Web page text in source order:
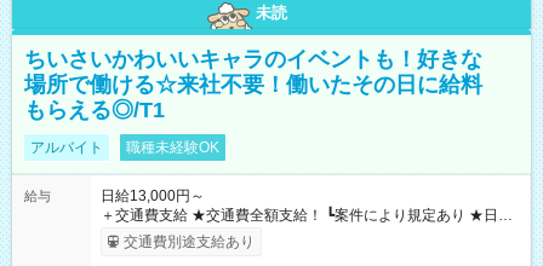
未読
ちいさいかわいいキャラのイベントも！好きな
場所で働ける☆来社不要！働いたその日に給料
もらえる◎/T1
アルバイト 職種未経験OK
給与
日給13,000円～
＋交通費支給 ★交通費全額支給！ ┗案件により規定あり ★日払
いOK！（規定あり） ┗働いたその日に現金GET♪ お仕事後はコ
ンビニATMから 日払い分を引き落とせます！ 【試用期間】試
交通費別途支給あり